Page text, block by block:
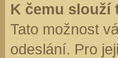
K čemu slouží
Tato možnost
odeslání. Pro